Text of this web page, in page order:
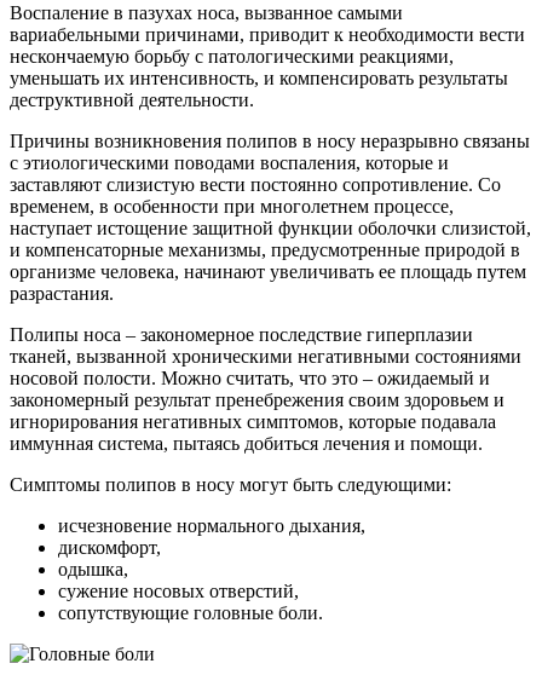
Воспаление в пазухах носа, вызванное самыми
вариабельными причинами, приводит к необходимости вести
нескончаемую борьбу с патологическими реакциями,
уменьшать их интенсивность, и компенсировать результаты
деструктивной деятельности.
Причины возникновения полипов в носу неразрывно связаны
с этиологическими поводами воспаления, которые и
заставляют слизистую вести постоянно сопротивление. Со
временем, в особенности при многолетнем процессе,
наступает истощение защитной функции оболочки слизистой,
и компенсаторные механизмы, предусмотренные природой в
организме человека, начинают увеличивать ее площадь путем
разрастания.
Полипы носа – закономерное последствие гиперплазии
тканей, вызванной хроническими негативными состояниями
носовой полости. Можно считать, что это – ожидаемый и
закономерный результат пренебрежения своим здоровьем и
игнорирования негативных симптомов, которые подавала
иммунная система, пытаясь добиться лечения и помощи.
Симптомы полипов в носу могут быть следующими:
исчезновение нормального дыхания,
дискомфорт,
одышка,
сужение носовых отверстий,
сопутствующие головные боли.